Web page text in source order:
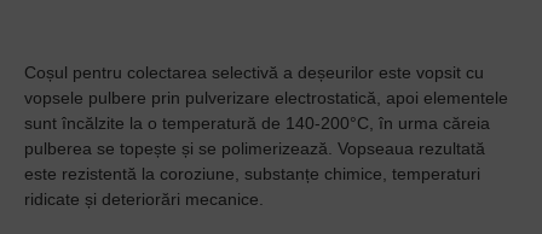
Coșul pentru colectarea selectivă a deșeurilor este vopsit cu
vopsele pulbere prin pulverizare electrostatică, apoi elementele
sunt încălzite la o temperatură de 140-200°C, în urma căreia
pulberea se topește și se polimerizează. Vopseaua rezultată
este rezistentă la coroziune, substanțe chimice, temperaturi
ridicate și deteriorări mecanice.